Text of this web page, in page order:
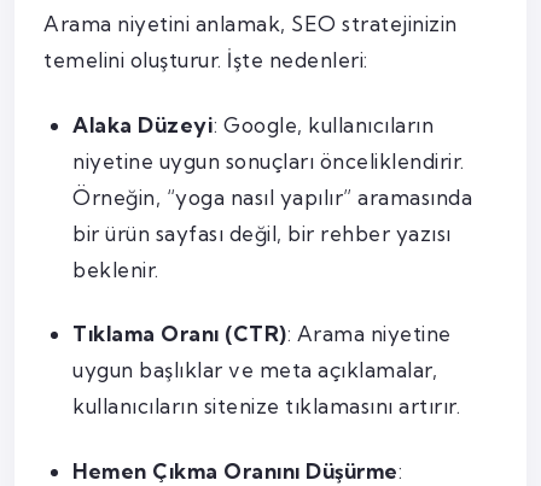
Arama niyetini anlamak, SEO stratejinizin
temelini oluşturur. İşte nedenleri:
Alaka Düzeyi: Google, kullanıcıların
niyetine uygun sonuçları önceliklendirir.
Örneğin, “yoga nasıl yapılır” aramasında
bir ürün sayfası değil, bir rehber yazısı
beklenir.
Tıklama Oranı (CTR): Arama niyetine
uygun başlıklar ve meta açıklamalar,
kullanıcıların sitenize tıklamasını artırır.
Hemen Çıkma Oranını Düşürme: